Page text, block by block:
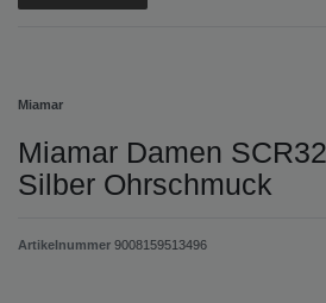
Miamar
Miamar Damen
Silber Ohrschmuck
Artikelnummer 9008159513496